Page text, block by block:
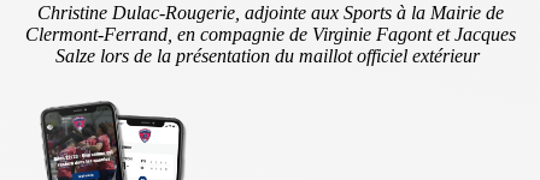
Christine Dulac-Rougerie, adjointe aux Sports à la Mairie de
Clermont-Ferrand, en compagnie de Virginie Fagont et Jacques
Salze lors de la présentation du maillot officiel extérieur